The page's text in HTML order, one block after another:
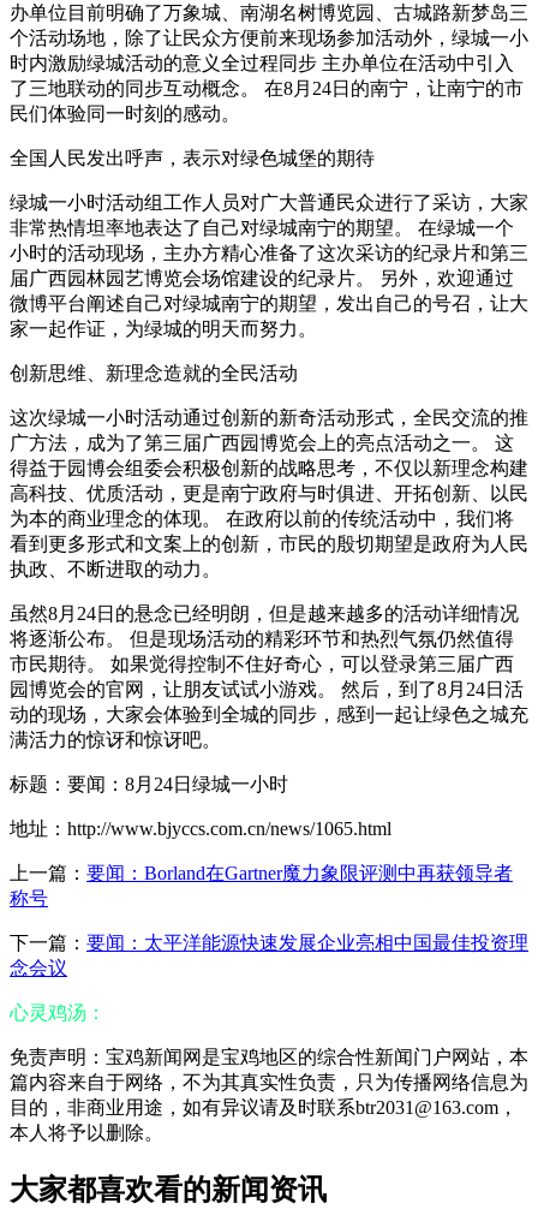
办单位目前明确了万象城、南湖名树博览园、古城路新梦岛三
个活动场地，除了让民众方便前来现场参加活动外，绿城一小
时内激励绿城活动的意义全过程同步 主办单位在活动中引入
了三地联动的同步互动概念。 在8月24日的南宁，让南宁的市
民们体验同一时刻的感动。
全国人民发出呼声，表示对绿色城堡的期待
绿城一小时活动组工作人员对广大普通民众进行了采访，大家
非常热情坦率地表达了自己对绿城南宁的期望。 在绿城一个
小时的活动现场，主办方精心准备了这次采访的纪录片和第三
届广西园林园艺博览会场馆建设的纪录片。 另外，欢迎通过
微博平台阐述自己对绿城南宁的期望，发出自己的号召，让大
家一起作证，为绿城的明天而努力。
创新思维、新理念造就的全民活动
这次绿城一小时活动通过创新的新奇活动形式，全民交流的推
广方法，成为了第三届广西园博览会上的亮点活动之一。 这
得益于园博会组委会积极创新的战略思考，不仅以新理念构建
高科技、优质活动，更是南宁政府与时俱进、开拓创新、以民
为本的商业理念的体现。 在政府以前的传统活动中，我们将
看到更多形式和文案上的创新，市民的殷切期望是政府为人民
执政、不断进取的动力。
虽然8月24日的悬念已经明朗，但是越来越多的活动详细情况
将逐渐公布。 但是现场活动的精彩环节和热烈气氛仍然值得
市民期待。 如果觉得控制不住好奇心，可以登录第三届广西
园博览会的官网，让朋友试试小游戏。 然后，到了8月24日活
动的现场，大家会体验到全城的同步，感到一起让绿色之城充
满活力的惊讶和惊讶吧。
标题：要闻：8月24日绿城一小时
地址：http://www.bjyccs.com.cn/news/1065.html
上一篇： 要闻：Borland在Gartner魔力象限评测中再获领导者
称号
下一篇： 要闻：太平洋能源快速发展企业亮相中国最佳投资理
念会议
心灵鸡汤：
免责声明：宝鸡新闻网是宝鸡地区的综合性新闻门户网站，本
篇内容来自于网络，不为其真实性负责，只为传播网络信息为
目的，非商业用途，如有异议请及时联系btr2031@163.com，
本人将予以删除。
大家都喜欢看的新闻资讯